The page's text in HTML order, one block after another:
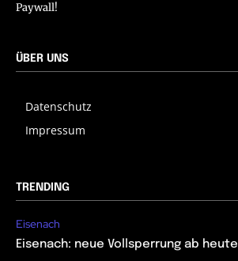
Paywall!
ÜBER UNS
Datenschutz
Impressum
TRENDING
Eisenach
Eisenach: neue Vollsperrung ab heute